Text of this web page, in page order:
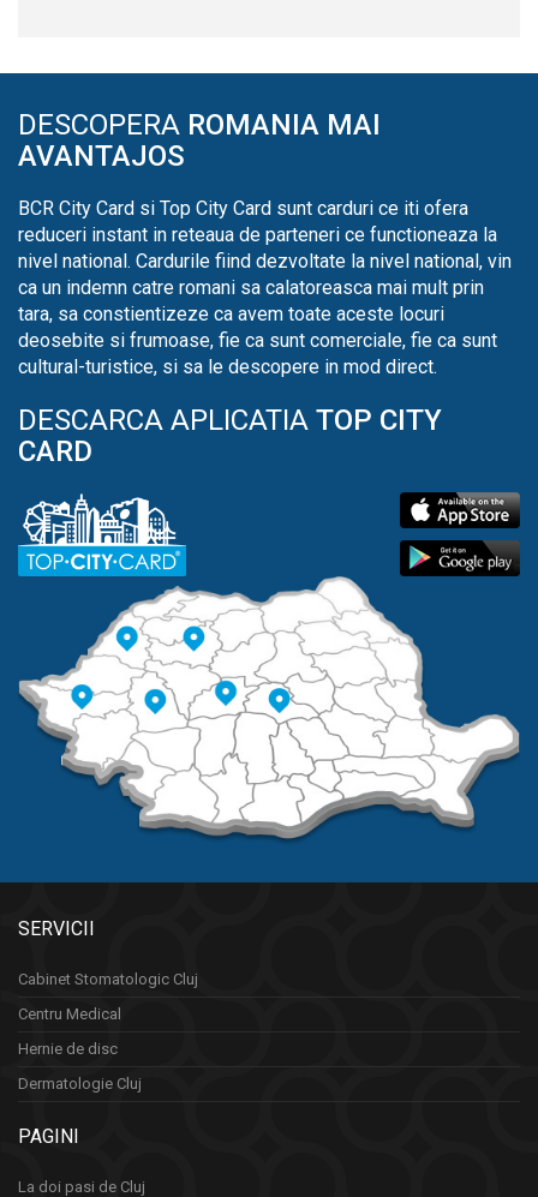
DESCOPERA ROMANIA MAI
AVANTAJOS
BCR City Card si Top City Card sunt carduri ce iti ofera
reduceri instant in reteaua de parteneri ce functioneaza la
nivel national. Cardurile fiind dezvoltate la nivel national, vin
ca un indemn catre romani sa calatoreasca mai mult prin
tara, sa constientizeze ca avem toate aceste locuri
deosebite si frumoase, fie ca sunt comerciale, fie ca sunt
cultural-turistice, si sa le descopere in mod direct.
DESCARCA APLICATIA TOP CITY
CARD
SERVICII
Cabinet Stomatologic Cluj
Centru Medical
Hernie de disc
Dermatologie Cluj
PAGINI
La doi pasi de Cluj